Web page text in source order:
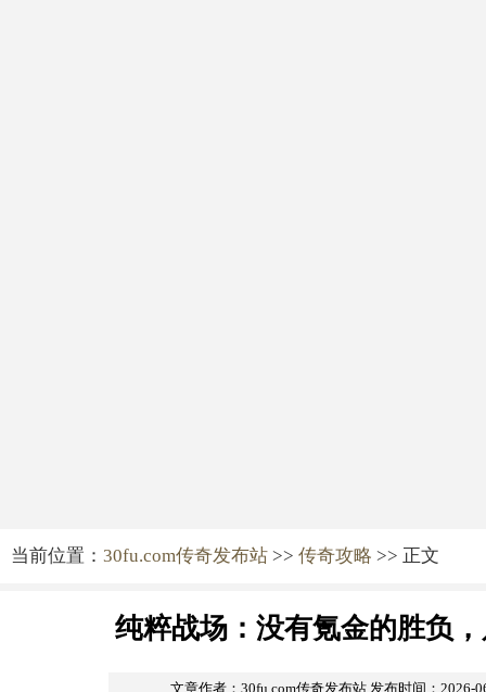
当前位置： 30fu.com传奇发布站 >> 传奇攻略 >> 正文
纯粹战场：没有氪金的胜负
文章作者：30fu.com传奇发布站 发布时间：2026-